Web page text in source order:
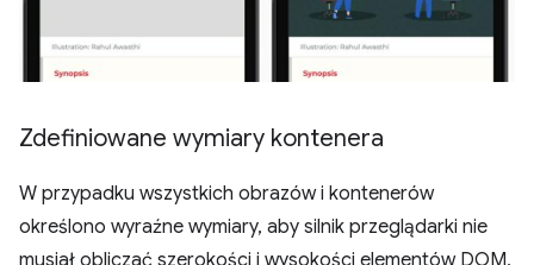
Zdefiniowane wymiary kontenera
W przypadku wszystkich obrazów i kontenerów
określono wyraźne wymiary, aby silnik przeglądarki nie
musiał obliczać szerokości i wysokości elementów DOM,